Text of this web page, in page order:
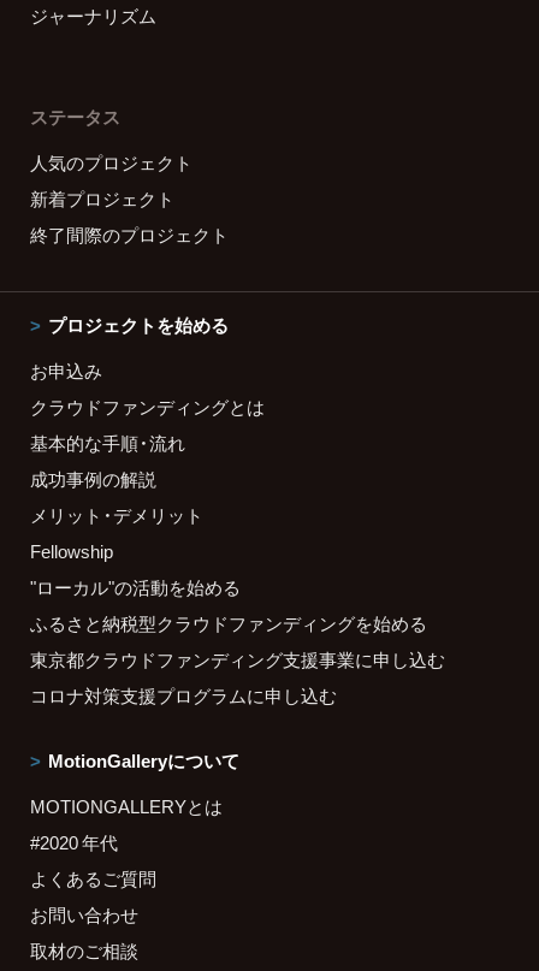
ジャーナリズム
ステータス
人気のプロジェクト
新着プロジェクト
終了間際のプロジェクト
プロジェクトを始める
お申込み
クラウドファンディングとは
基本的な手順・流れ
成功事例の解説
メリット・デメリット
Fellowship
"ローカル"の活動を始める
ふるさと納税型クラウドファンディングを始める
東京都クラウドファンディング支援事業に申し込む
コロナ対策支援プログラムに申し込む
MotionGalleryについて
MOTIONGALLERYとは
#2020 年代
よくあるご質問
お問い合わせ
取材のご相談